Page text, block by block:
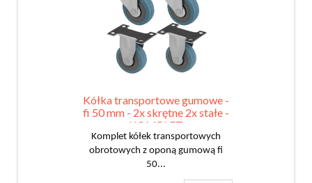
Kółka transportowe gumowe -
fi 50 mm - 2x skrętne 2x stałe -
KOMPLET
Komplet kółek transportowych
obrotowych z oponą gumową fi
50...